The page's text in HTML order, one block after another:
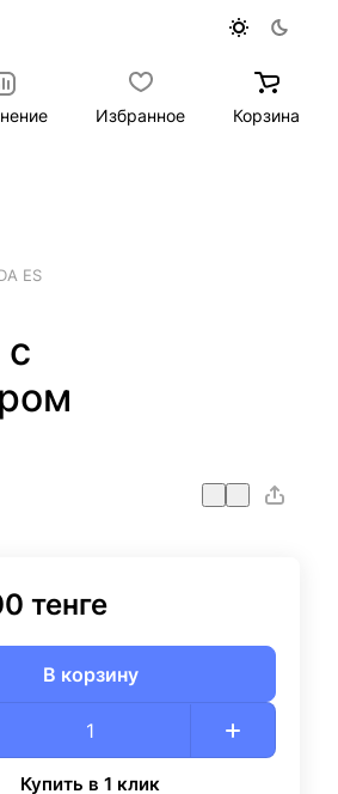
Избранное Корзина
ES
тенге
В корзину
Купить в 1 клик